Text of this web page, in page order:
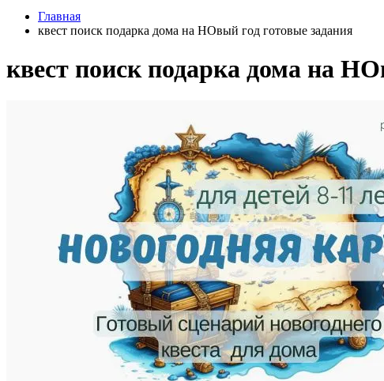
Главная
квест поиск подарка дома на НОвый год готовые задания
квест поиск подарка дома на